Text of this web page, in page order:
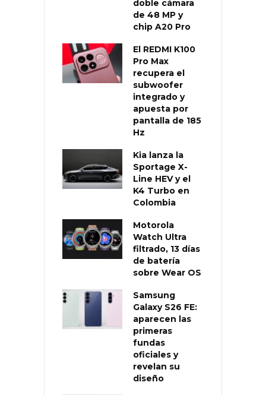
doble cámara
de 48 MP y
chip A20 Pro
El REDMI K100
Pro Max
recupera el
subwoofer
integrado y
apuesta por
pantalla de 185
Hz
Kia lanza la
Sportage X-
Line HEV y el
K4 Turbo en
Colombia
Motorola
Watch Ultra
filtrado, 13 días
de batería
sobre Wear OS
Samsung
Galaxy S26 FE:
aparecen las
primeras
fundas
oficiales y
revelan su
diseño